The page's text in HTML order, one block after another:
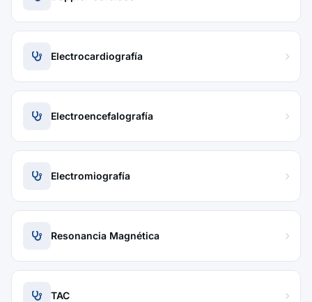
Electrocardiografía
Electroencefalografía
Electromiografía
Resonancia Magnética
TAC